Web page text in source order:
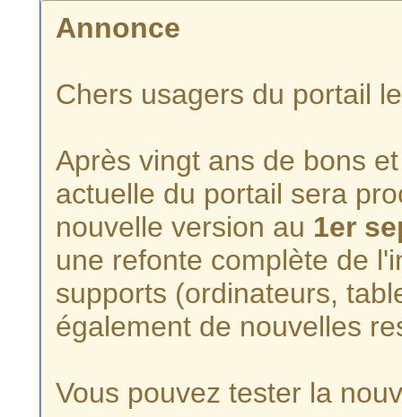
Annonce
Chers usagers du portail
Après vingt ans de bons
actuelle du portail sera
nouvelle version au 1er
une refonte complète de
supports (ordinateurs,
également de nouvelles
Vous pouvez tester la